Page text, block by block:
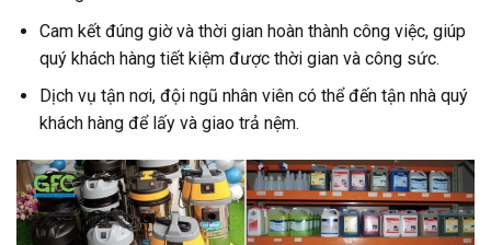
Cam kết đúng giờ và thời gian hoàn thành công việc, giúp
quý khách hàng tiết kiệm được thời gian và công sức.
Dịch vụ tận nơi, đội ngũ nhân viên có thể đến tận nhà quý
khách hàng để lấy và giao trả nệm.